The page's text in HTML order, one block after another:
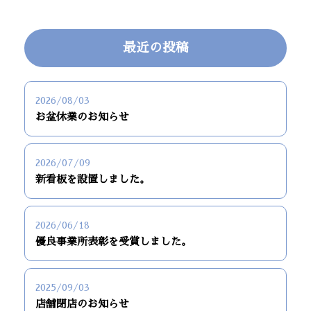
最近の投稿
2026/08/03
お盆休業のお知らせ
2026/07/09
新看板を設置しました。
2026/06/18
優良事業所表彰を受賞しました。
2025/09/03
店舗閉店のお知らせ